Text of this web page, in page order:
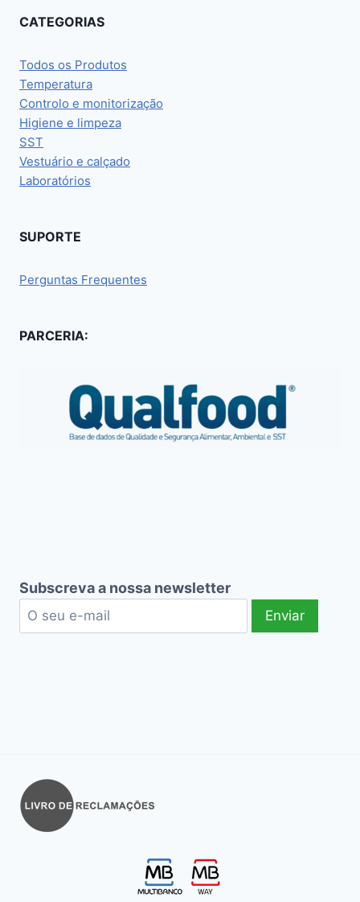
CATEGORIAS
Todos os Produtos
Temperatura
Controlo e monitorização
Higiene e limpeza
SST
Vestuário e calçado
Laboratórios
SUPORTE
Perguntas Frequentes
PARCERIA:
Subscreva a nossa newsletter